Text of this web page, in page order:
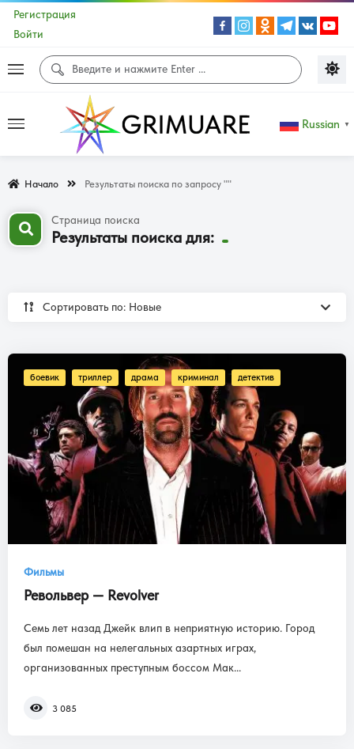
Регистрация
Войти
Russian ▼
Начало Результаты поиска по запросу ""
Страница поиска
Результаты поиска для:
Сортировать по: Новые
боевик триллер драма криминал детектив
Фильмы
Револьвер — Revolver
Семь лет назад Джейк влип в неприятную историю. Город
был помешан на нелегальных азартных играх,
организованных преступным боссом Мак...
3 085